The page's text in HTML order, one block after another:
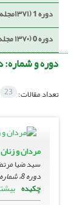
دوره 1 (۱۳۷۱مجله پیام زن برای بانوان)
دوره 0 (۱۳۷۰ مجله پیام زن برای بانوان)
دوره و شماره:
تعداد مقالات: 23
مردان و
سید ضیا
دوره 8، شماره 89 ، مرداد 1378
چکیده